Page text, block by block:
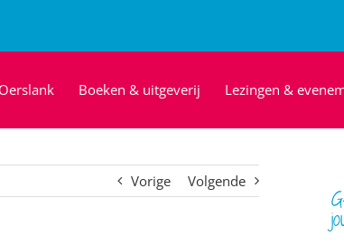
Oerslank Boeken & uitgeverij Lezingen &
Vorige Volgende